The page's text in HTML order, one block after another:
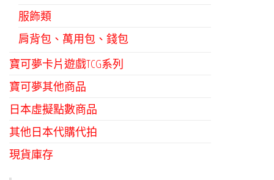
服飾類
肩背包、萬用包、錢包
寶可夢卡片遊戲TCG系列
寶可夢其他商品
日本虛擬點數商品
其他日本代購代拍
現貨庫存